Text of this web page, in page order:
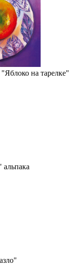
на тарелке"